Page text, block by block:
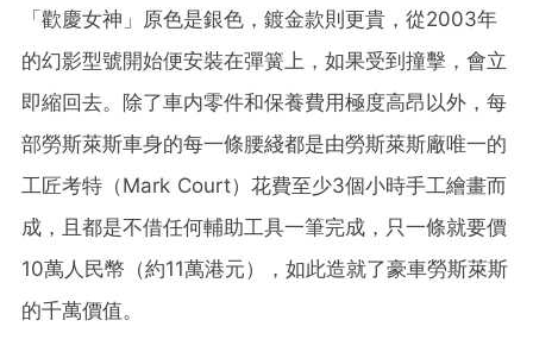
「歡慶女神」原色是銀色，鍍金款則更貴，從2003年
的幻影型號開始便安裝在彈簧上，如果受到撞擊，會立
即縮回去。除了車内零件和保養費用極度高昂以外，每
部勞斯萊斯車身的每一條腰綫都是由勞斯萊斯廠唯一的
工匠考特（Mark Court）花費至少3個小時手工繪畫而
成，且都是不借任何輔助工具一筆完成，只一條就要價
10萬人民幣（約11萬港元），如此造就了豪車勞斯萊斯
的千萬價值。